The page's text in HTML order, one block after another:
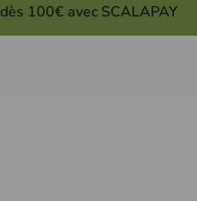
dès 100€ avec SCALAPAY